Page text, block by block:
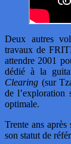
Deux autres
travaux de
attendre 2001
dédié à la
Clearing (sur
de l’exploration
optimale.
Trente ans après
son statut de